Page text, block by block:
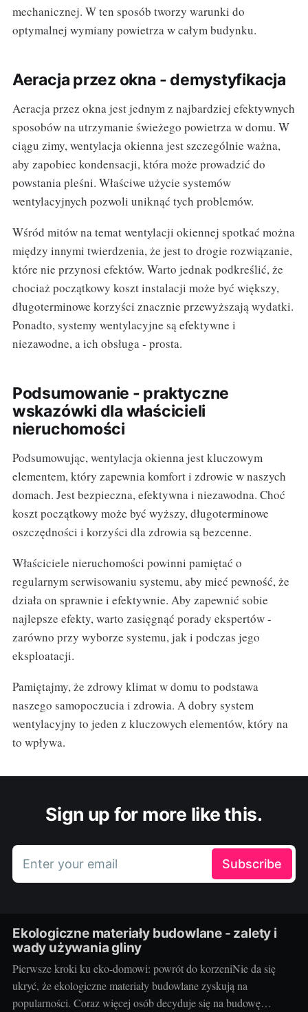
mechanicznej. W ten sposób tworzy warunki do
optymalnej wymiany powietrza w całym budynku.
Aeracja przez okna - demystyfikacja
Aeracja przez okna jest jednym z najbardziej efektywnych
sposobów na utrzymanie świeżego powietrza w domu. W
ciągu zimy, wentylacja okienna jest szczególnie ważna,
aby zapobiec kondensacji, która może prowadzić do
powstania pleśni. Właściwe użycie systemów
wentylacyjnych pozwoli uniknąć tych problemów.
Wśród mitów na temat wentylacji okiennej spotkać można
między innymi twierdzenia, że jest to drogie rozwiązanie,
które nie przynosi efektów. Warto jednak podkreślić, że
chociaż początkowy koszt instalacji może być większy,
długoterminowe korzyści znacznie przewyższają wydatki.
Ponadto, systemy wentylacyjne są efektywne i
niezawodne, a ich obsługa - prosta.
Podsumowanie - praktyczne
wskazówki dla właścicieli
nieruchomości
Podsumowując, wentylacja okienna jest kluczowym
elementem, który zapewnia komfort i zdrowie w naszych
domach. Jest bezpieczna, efektywna i niezawodna. Choć
koszt początkowy może być wyższy, długoterminowe
oszczędności i korzyści dla zdrowia są bezcenne.
Właściciele nieruchomości powinni pamiętać o
regularnym serwisowaniu systemu, aby mieć pewność, że
działa on sprawnie i efektywnie. Aby zapewnić sobie
najlepsze efekty, warto zasięgnąć porady ekspertów -
zarówno przy wyborze systemu, jak i podczas jego
eksploatacji.
Pamiętajmy, że zdrowy klimat w domu to podstawa
naszego samopoczucia i zdrowia. A dobry system
wentylacyjny to jeden z kluczowych elementów, który na
to wpływa.
Sign up for more like this.
Enter your email Subscribe
Ekologiczne materiały budowlane - zalety i
wady używania gliny
Pierwsze kroki ku eko-domowi: powrót do korzeniNie da się
ukryć, że ekologiczne materiały budowlane zyskują na
popularności. Coraz więcej osób decyduje się na budowę